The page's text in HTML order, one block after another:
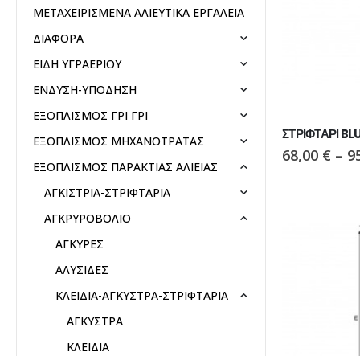
ΣΤΡΙΦΤΑΡΙ
68,00 € –
ΜΕΤΑΧΕΙΡΙΣΜΕΝΑ ΑΛΙΕΥΤΙΚΑ ΕΡΓΑΛΕΙΑ
ΔΙΑΦΟΡΑ
ΕΙΔΗ ΥΓΡΑΕΡΙΟΥ
ΕΝΔΥΣΗ-ΥΠΟΔΗΣΗ
ΕΞΟΠΛΙΣΜΟΣ ΓΡΙ ΓΡΙ
ΕΞΟΠΛΙΣΜΟΣ ΜΗΧΑΝΟΤΡΑΤΑΣ
ΕΞΟΠΛΙΣΜΟΣ ΠΑΡΑΚΤΙΑΣ ΑΛΙΕΙΑΣ
ΑΓΚΙΣΤΡΙΑ-ΣΤΡΙΦΤΑΡΙΑ
ΑΓΚΡΥΡΟΒΟΛΙΟ
ΑΓΚΥΡΕΣ
ΑΛΥΣΙΔΕΣ
ΚΛΕΙΔΙΑ-ΑΓΚΥΣΤΡΑ-ΣΤΡΙΦΤΑΡΙΑ
ΑΓΚΥΣΤΡΑ
ΚΛΕΙΔΙΑ